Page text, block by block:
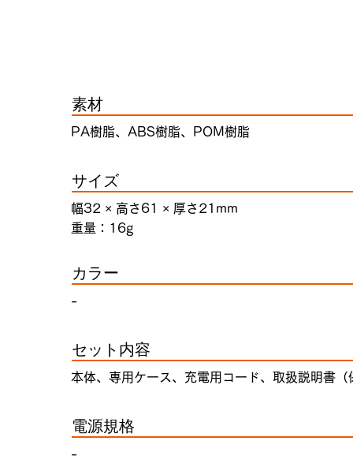
素材
PA樹脂、ABS樹脂、POM樹脂
サイズ
幅32 × 高さ61 × 厚さ21mm
重量：16g
カラー
-
セット内容
本体、専用ケース、充電用コード、取扱説明書（
電源規格
-